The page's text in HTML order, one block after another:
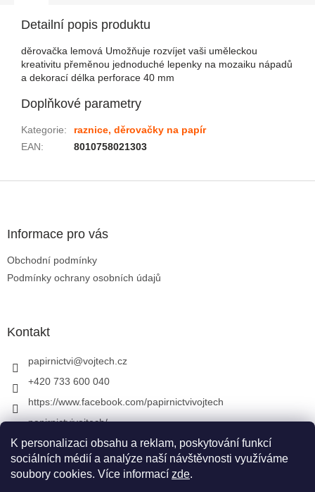
K personalizaci obsahu a reklam, poskytování funkcí
sociálních médií a analýze naší návštěvnosti využíváme
soubory cookies. Více informací zde.
Detailní popis produktu
děrovačka lemová Umožňuje rozvíjet vaši uměleckou
kreativitu přeměnou jednoduché lepenky na mozaiku nápadů
a dekorací délka perforace 40 mm
Doplňkové parametry
Kategorie:
raznice, děrovačky na papír
EAN: 8010758021303
Informace pro vás
Obchodní podmínky
Podmínky ochrany osobních údajů
Kontakt
papirnictvi@vojtech.cz
+420 733 600 040
https://www.facebook.com/papirnictvivojtech
papirnictvivojtech/
+420 733 600 040